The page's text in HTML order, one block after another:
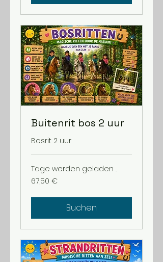
Buitenrit bos 2 uur
Bosrit 2 uur
Tage werden geladen ...
67,50
Euro
67,50 €
Buchen